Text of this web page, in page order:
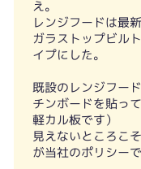
え。
レンジフードは最
ガラストップビル
イプにした。
既設のレンジフー
チンボードを貼っ
軽カル板です）
見えないところこ
が当社のポリシーで